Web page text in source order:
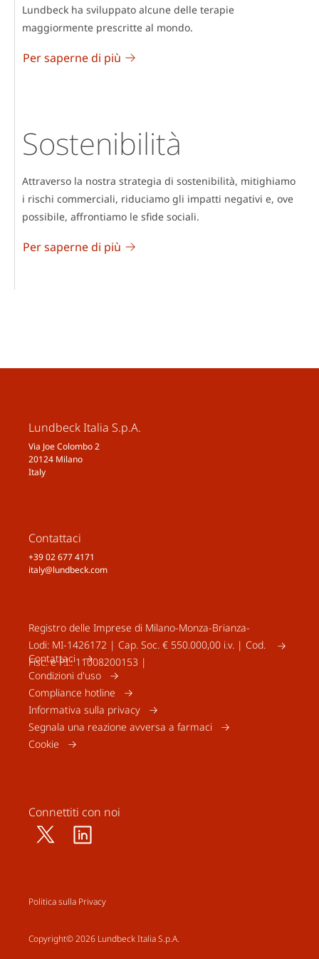
Lundbeck ha sviluppato alcune delle terapie
maggiormente prescritte al mondo.
Per saperne di più
Sostenibilità
Attraverso la nostra strategia di sostenibilità, mitighiamo
i rischi commerciali, riduciamo gli impatti negativi e, ove
possibile, affrontiamo le sfide sociali.
Per saperne di più
Lundbeck Italia S.p.A.
Via Joe Colombo 2
20124 Milano
Italy
Contattaci
+39 02 677 4171
italy@lundbeck.com
Registro delle Imprese di Milano-Monza-Brianza-
Lodi: MI-1426172 | Cap. Soc. € 550.000,00 i.v. | Cod.
Fisc. e P.I.: 11008200153 |
Contattaci
Condizioni d'uso
Compliance hotline
Informativa sulla privacy
Segnala una reazione avversa a farmaci
Cookie
Connettiti con noi
Politica sulla Privacy
Copyright© 2026 Lundbeck Italia S.p.A.